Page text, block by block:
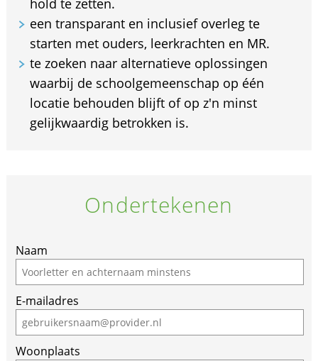
een transparant en inclusief overleg te
starten met ouders, leerkrachten en MR.
te zoeken naar alternatieve oplossingen
waarbij de schoolgemeenschap op één
locatie behouden blijft of op z'n minst
gelijkwaardig betrokken is.
Ondertekenen
Naam
E-mailadres
Woonplaats